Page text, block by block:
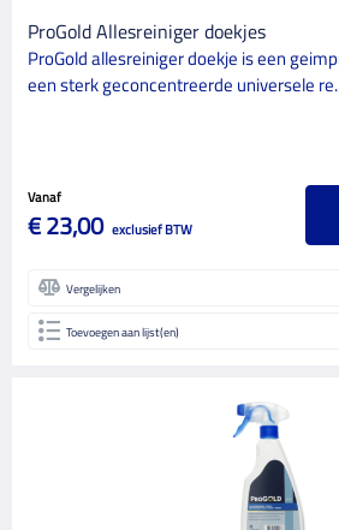
ProGold Allesreiniger doekjes
ProGold allesreiniger doekje is een
een sterk geconcentreerde universele
Vanaf
€ 23,00 exclusief BTW
Vergelijken
Toevoegen aan lijst(en)